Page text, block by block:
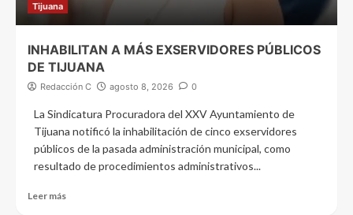
Tijuana
INHABILITAN A MÁS EXSERVIDORES PÚBLICOS
DE TIJUANA
Redacción C agosto 8, 2026 0
La Sindicatura Procuradora del XXV Ayuntamiento de
Tijuana notificó la inhabilitación de cinco exservidores
públicos de la pasada administración municipal, como
resultado de procedimientos administrativos...
Leer más